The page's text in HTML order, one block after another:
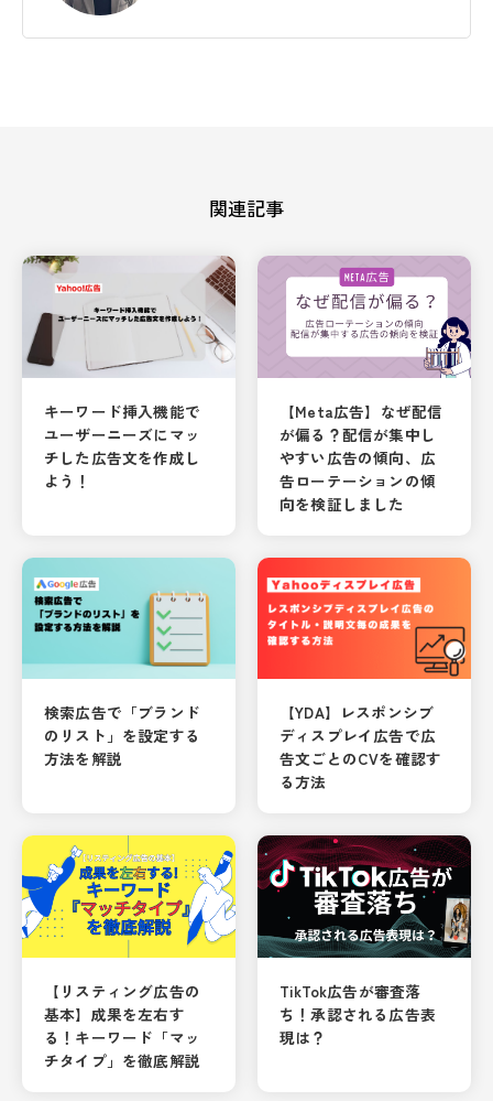
関連記事
キーワード挿入機能で
ユーザーニーズにマッ
チした広告文を作成し
よう！
【Meta広告】なぜ配信
が偏る？配信が集中し
やすい広告の傾向、広
告ローテーションの傾
向を検証しました
検索広告で「ブランド
のリスト」を設定する
方法を解説
【YDA】レスポンシブ
ディスプレイ広告で広
告文ごとのCVを確認す
る方法
【リスティング広告の
基本】成果を左右す
る！キーワード「マッ
チタイプ」を徹底解説
TikTok広告が審査落
ち！承認される広告表
現は？